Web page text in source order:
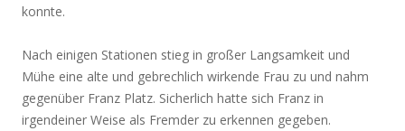
konnte.
Nach einigen Stationen stieg in großer Langsamkeit und
Mühe eine alte und gebrechlich wirkende Frau zu und nahm
gegenüber Franz Platz. Sicherlich hatte sich Franz in
irgendeiner Weise als Fremder zu erkennen gegeben.